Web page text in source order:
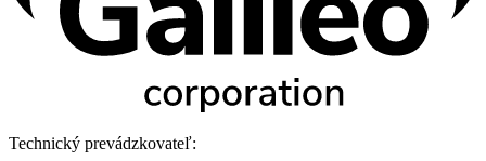
Technický prevádzkovateľ: